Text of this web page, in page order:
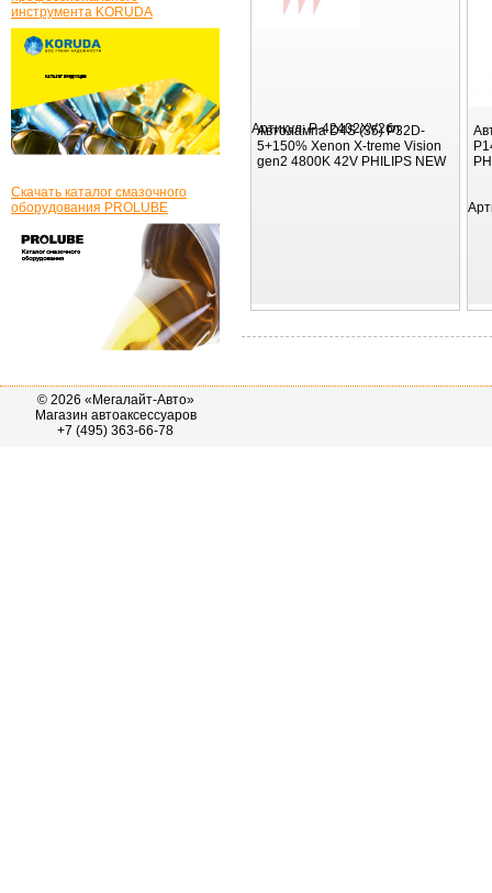
Автолампа D4S (35) P32D-
5+150% Xenon X-treme Vision
gen2 4800K 42V PHILIPS NEW
Артикул:P-42402XV2бл
инструмента KORUDA
Скачать каталог смазочного
оборудования PROLUBE
© 2026 «Мегалайт-Авто»
Магазин автоаксессуаров
+7 (495) 363-66-78